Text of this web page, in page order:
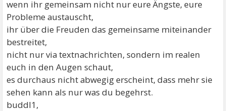
wenn ihr gemeinsam nicht nur eure Ängste, eure
Probleme austauscht,
ihr über die Freuden das gemeinsame miteinander
bestreitet,
nicht nur via textnachrichten, sondern im realen
euch in den Augen schaut,
es durchaus nicht abwegig erscheint, dass mehr sie
sehen kann als nur was du begehrst.
buddl1,